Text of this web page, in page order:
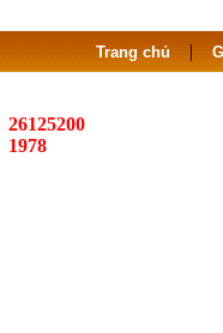
Trang chủ |
26125200
1978